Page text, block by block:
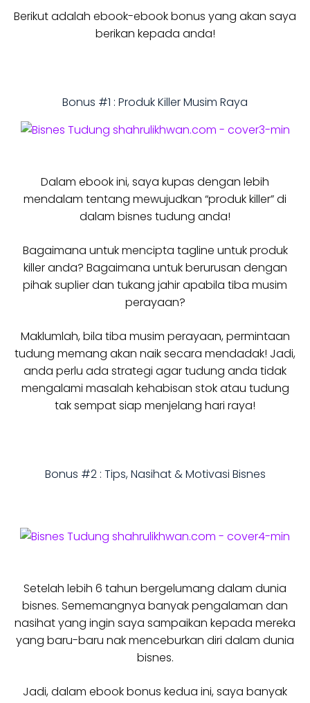
Berikut adalah ebook-ebook bonus yang akan saya
berikan kepada anda!
Bonus #1 : Produk Killer Musim Raya
Dalam ebook ini, saya kupas dengan lebih
mendalam tentang mewujudkan “produk killer” di
dalam bisnes tudung anda!
Bagaimana untuk mencipta tagline untuk produk
killer anda? Bagaimana untuk berurusan dengan
pihak suplier dan tukang jahir apabila tiba musim
perayaan?
Maklumlah, bila tiba musim perayaan, permintaan
tudung memang akan naik secara mendadak! Jadi,
anda perlu ada strategi agar tudung anda tidak
mengalami masalah kehabisan stok atau tudung
tak sempat siap menjelang hari raya!
Bonus #2 : Tips, Nasihat & Motivasi Bisnes
Setelah lebih 6 tahun bergelumang dalam dunia
bisnes. Sememangnya banyak pengalaman dan
nasihat yang ingin saya sampaikan kepada mereka
yang baru-baru nak menceburkan diri dalam dunia
bisnes.
Jadi, dalam ebook bonus kedua ini, saya banyak